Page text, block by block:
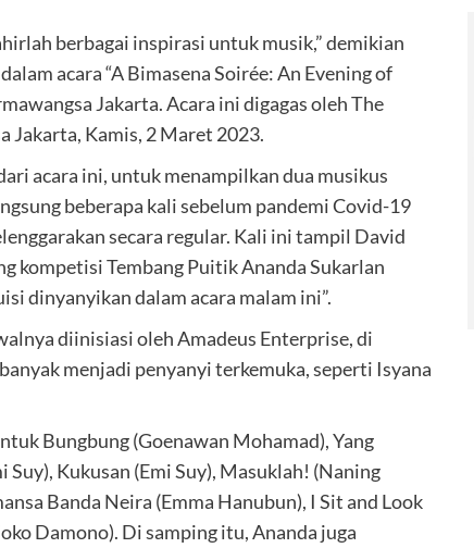
berbagai inspirasi untuk musik,” demikian
acara “A Bimasena Soirée: An Evening of
Jakarta. Acara ini digagas oleh The
Jakarta, Kamis, 2 Maret 2023.
acara ini, untuk menampilkan dua musikus
beberapa kali sebelum pandemi Covid-19
secara regular. Kali ini tampil David
kompetisi Tembang Puitik Ananda Sukarlan
dinyanyikan dalam acara malam ini”.
diinisiasi oleh Amadeus Enterprise, di
menjadi penyanyi terkemuka, seperti Isyana
Bungbung (Goenawan Mohamad), Yang
Kukusan (Emi Suy), Masuklah! (Naning
Banda Neira (Emma Hanubun), I Sit and Look
Damono). Di samping itu, Ananda juga